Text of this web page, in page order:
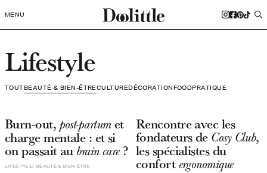
MENU
Lifestyle
TOUTBEAUTÉ & BIEN-ÊTRECULTUREDÉCORATIONFOODPRATIQUE
Burn-out, post-partumet
charge mentale : et si
on passait aubrain care?
BEAUTÉ & BIEN-ÊTRE
LIFESTYLE
Rencontre avec les
fondateurs de Cosy Club,
les spécialistes du
confortergonomique